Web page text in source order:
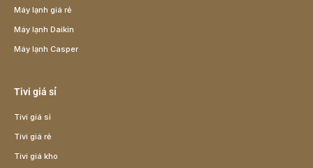
Máy lạnh giá rẻ
Máy lạnh Daikin
Máy lạnh Casper
Tivi giá sỉ
Tivi giá sỉ
Tivi giá rẻ
Tivi giá kho